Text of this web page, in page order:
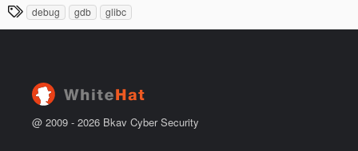
ầ
u
b
T
h
debug gdb glibc
@ 2009 - 2026 Bkav Cyber Security